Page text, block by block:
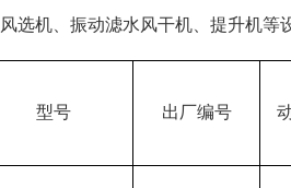
风选机、振动滤水风干机、提升机等
型号 出厂编号